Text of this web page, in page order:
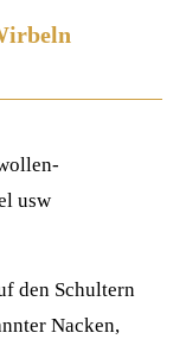
usw
den Schultern
Nacken,